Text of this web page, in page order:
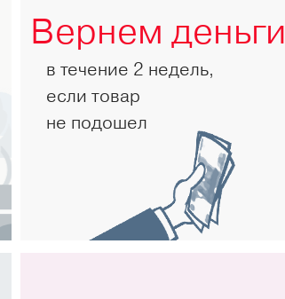
Вернем деньги
в течение 2 недель,
если товар
не подошел